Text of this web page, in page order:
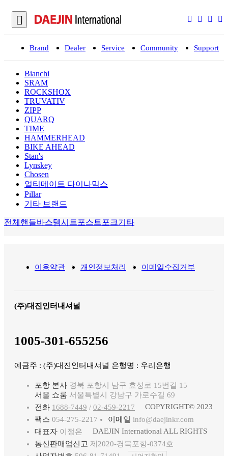
Brand Dealer Service Community Support
Bianchi
SRAM
ROCKSHOX
TRUVATIV
ZIPP
QUARQ
TIME
HAMMERHEAD
BIKE AHEAD
Stan's
Lynskey
Chosen
얼티메이트 다이나믹스
Pillar
기타 브랜드
전체 핸들바스템시트포스트 포크기타
이용약관 개인정보처리 이메일수집거부
(주)대진인터내셔널
1005-301-655256
예금주 : (주)대진인터내셔널 은행명 : 우리은행
포항 본사 경북 포항시 남구 효성로 15번길 15
서울 쇼룸 서울특별시 강남구 가로수길 69
전화 1688-7449 / 02-459-2217
팩스 054-275-2217 이메일 info@daejinkr.com
대표자 이정은
통신판매업신고 제2020-경북포항-0374호
COPYRIGHT© 2023
DAEJIN International ALL RIGHTS